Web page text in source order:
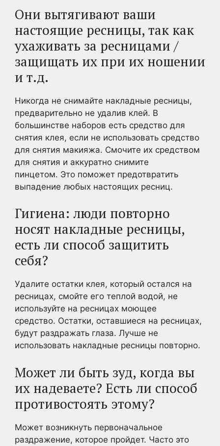
Они вытягивают ваши
настоящие ресницы, так как
ухаживать за ресницами /
защищать их при их ношении
и т.д.
Никогда не снимайте накладные ресницы,
предварительно не удалив клей. В
большинстве наборов есть средство для
снятия клея, если не использовать средство
для снятия макияжа. Смочите их средством
для снятия и аккуратно снимите
пинцетом. Это поможет предотвратить
выпадение любых настоящих ресниц.
Гигиена: люди повторно
носят накладные ресницы,
есть ли способ защитить
себя?
Удалите остатки клея, который остался на
ресницах, смойте его теплой водой, не
используйте на ресницах моющее
средство. Остатки, оставшиеся на ресницах,
будут раздражать глаза. Лучше не
использовать накладные ресницы повторно.
Может ли быть зуд, когда вы
их надеваете? Есть ли способ
противостоять этому?
Может возникнуть первоначальное
раздражение, которое пройдет. Часто это